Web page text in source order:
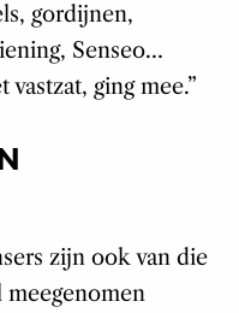
gordijnen,
Senseo…
ging mee.”
zijn ook van die
meegenomen